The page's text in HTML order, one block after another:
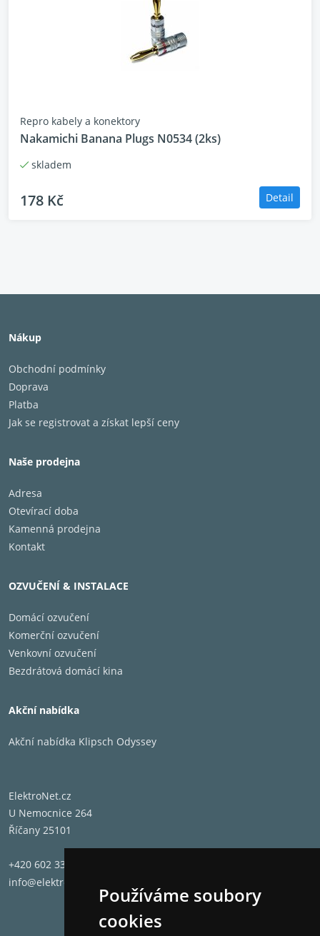
Používáme soubory
cookies
Repro kabely a konektory
Nakamichi Banana Plugs N0534 (2ks)
skladem
178 Kč Detail
Nákup
Obchodní podmínky
Doprava
Platba
Jak se registrovat a získat lepší ceny
Naše prodejna
Adresa
Otevírací doba
Kamenná prodejna
Kontakt
OZVUČENÍ & INSTALACE
Domácí ozvučení
Komerční ozvučení
Venkovní ozvučení
Bezdrátová domácí kina
Akční nabídka
Akční nabídka Klipsch Odyssey
ElektroNet.cz
U Nemocnice 264
Říčany 25101
+420 602 331 662
info@elektronet.cz